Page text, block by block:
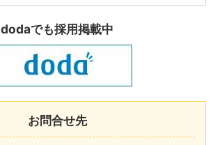
dodaでも採用掲載中
お問合せ先